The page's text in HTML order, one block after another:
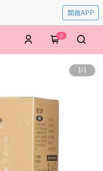
開啟APP
0
1/1